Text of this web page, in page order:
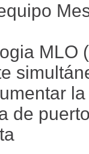
MLO
de